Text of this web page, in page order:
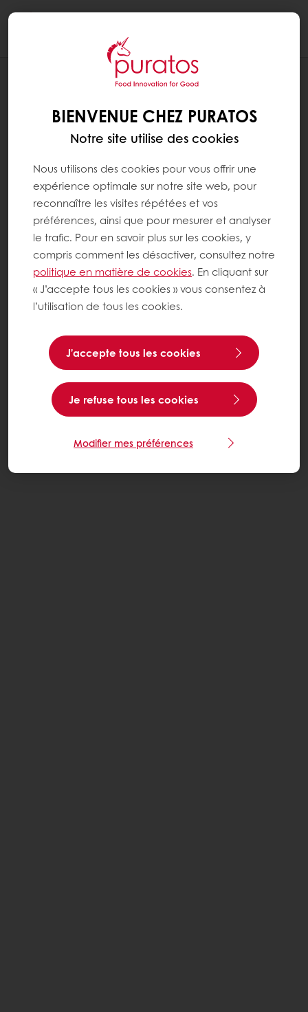
BIENVENUE CHEZ PURATOS
Notre site utilise des cookies
Nous utilisons des cookies pour vous offrir une
expérience optimale sur notre site web, pour
reconnaître les visites répétées et vos
préférences, ainsi que pour mesurer et analyser
le trafic. Pour en savoir plus sur les cookies, y
compris comment les désactiver, consultez notre
politique en matière de cookies. En cliquant sur
« J’accepte tous les cookies » vous consentez à
l’utilisation de tous les cookies.
J’accepte tous les cookies
Je refuse tous les cookies
Modifier mes préférences